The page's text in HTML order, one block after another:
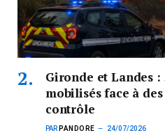
Gironde et Landes :
mobilisés face à
contrôle
PAR PANDORE 24/07/2026